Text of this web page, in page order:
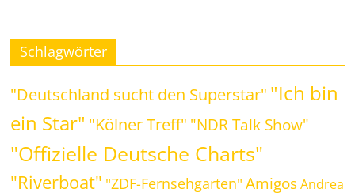
Schlagwörter
"Deutschland sucht den Superstar" "Ich bin
ein Star" "Kölner Treff" "NDR Talk Show"
"Offizielle Deutsche Charts"
"Riverboat" "ZDF-Fernsehgarten" Amigos Andrea